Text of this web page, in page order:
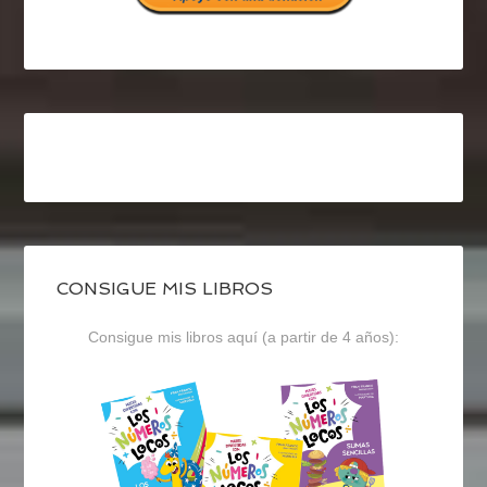
CONSIGUE MIS LIBROS
Consigue mis libros aquí (a partir de 4 años):